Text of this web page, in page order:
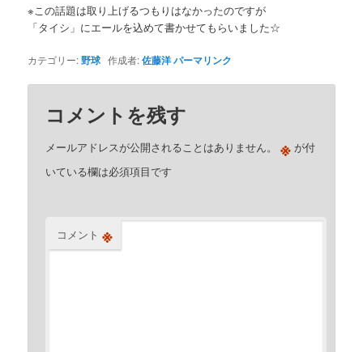
※この話題は取り上げるつもりはなかったのですが
「タイシ」にエールを込めて書かせてもらいました☆
カテゴリー:野球 作成者:佐藤洋パーマリンク
コメントを残す
メールアドレスが公開されることはありません。 ※ が付
いている欄は必須項目です
コメント ※